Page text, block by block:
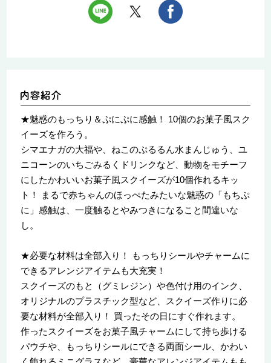
★魅惑のもっちり＆ぷにぷに感触！ 10個のお菓子風スク
イーズを作ろう。
シマエナガの大福や、ねこのぷるるん水まんじゅう、ユ
ニコーンのいちごみるくドリンクなど、動物をモチーフ
にしたかわいいお菓子風スクイーズが10個作れるキッ
ト！ まるで赤ちゃんのほっぺたみたいな魅惑の「もちぷ
に」感触は、一度触るとやみつきになること間違いな
し。
★必要な材料は全部入り！ もっちりシールやチャームに
できるアレンジアイテムも大充実！
スクイーズのもと（グミレジン）や色付け用のインク、
オリジナルのプラスチック型など、スクイーズ作りに必
要な材料が全部入り！ 買ったその日にすぐ作れます。
作ったスクイーズをお菓子風チャームにして持ち歩ける
パウチや、もっちりシールにできる両面シール、かわい